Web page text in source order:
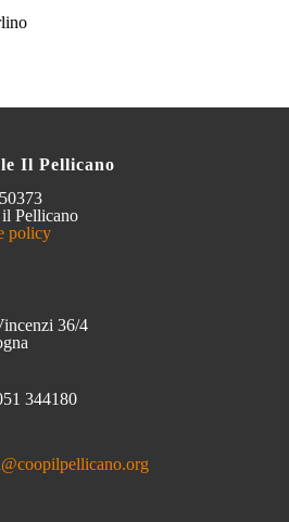
Il Pellicano
Pellicano
policy
36/4
344180